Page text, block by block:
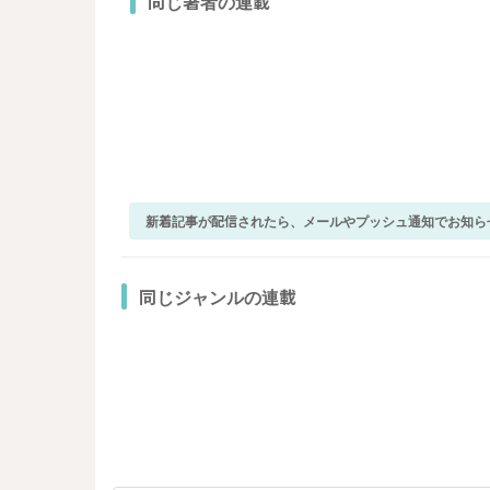
新着記事が配信されたら、メールやプッシュ通知でお知ら
同じジャンルの連載